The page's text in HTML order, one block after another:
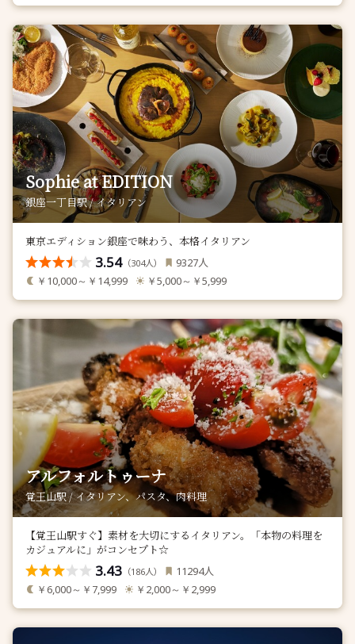
Sophie at EDITION
銀座一丁目駅 / イタリアン
東京エディション銀座で味わう、本格イタリアン
3.54（304人） 9327人
￥10,000～￥14,999 ￥5,000～￥5,999
アルフォルトゥーナ
覚王山駅 / イタリアン、パスタ、肉料理
【覚王山駅すぐ】素材を大切にするイタリアン。「本物の料理を
カジュアルに」がコンセプト☆
3.43 （186人） 11294人
￥6,000～￥7,999 ￥2,000～￥2,999